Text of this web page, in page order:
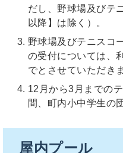
だし、野球場及びテ
以降】は除く）。
野球場及びテニスコ
の受付については、
でとさせていただき
12月から3月までの
間、町内小中学生の
屋内プール